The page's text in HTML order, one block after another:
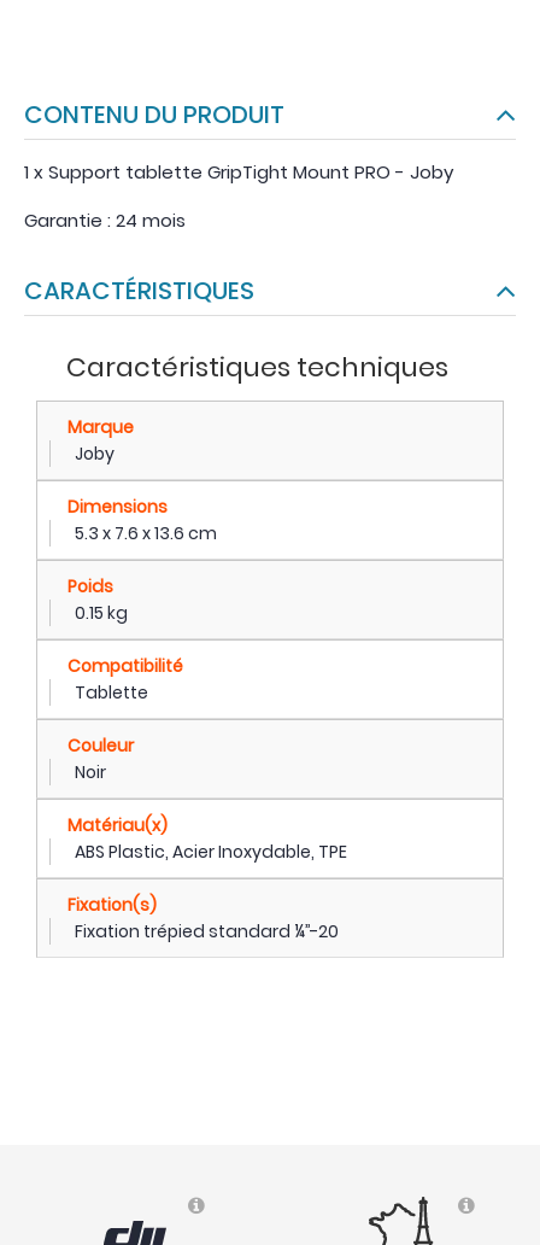
CONTENU DU PRODUIT
1 x Support tablette GripTight Mount PRO - Joby
Garantie : 24 mois
CARACTÉRISTIQUES
Caractéristiques techniques
Marque
Joby
Dimensions
5.3 x 7.6 x 13.6 cm
Poids
0.15 kg
Compatibilité
Tablette
Couleur
Noir
Matériau(x)
ABS Plastic, Acier Inoxydable, TPE
Fixation(s)
Fixation trépied standard ¼’’-20